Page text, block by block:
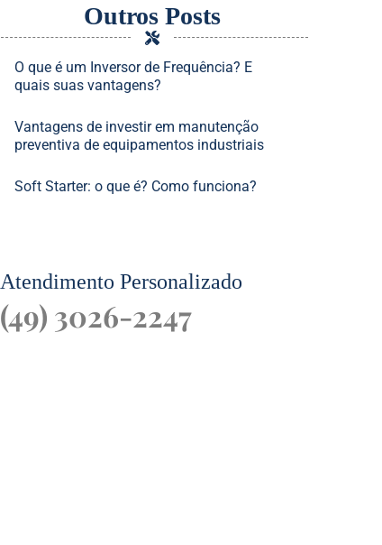
Outros Posts
O que é um Inversor de Frequência? E
quais suas vantagens?
Vantagens de investir em manutenção
preventiva de equipamentos industriais
Soft Starter: o que é? Como funciona?
Atendimento Personalizado
(49) 3026-2247